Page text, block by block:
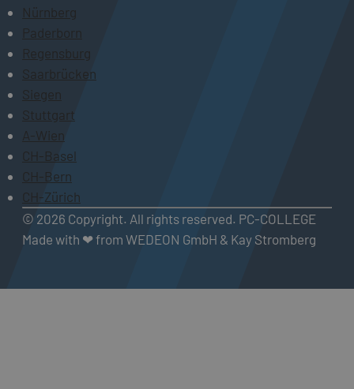
Nürnberg
Paderborn
Regensburg
Saarbrücken
Siegen
Stuttgart
A-Wien
CH-Basel
CH-Bern
CH-Zürich
© 2026 Copyright. All rights reserved. PC-COLLEGE
Made with ❤ from WEDEON GmbH & Kay Stromberg